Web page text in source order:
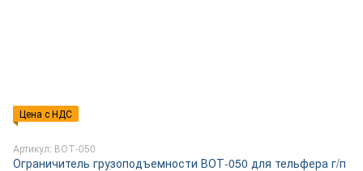
Цена с НДС
Артикул: ВОТ-050
Ограничитель грузоподъемности ВОТ-050 для тельфера г/п